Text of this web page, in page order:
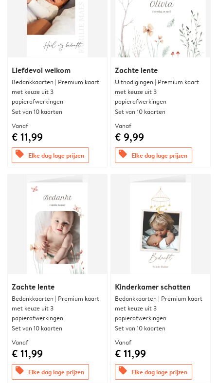
Liefdevol welkom
Bedankkaarten | Premium kaart
met keuze uit 3
papierafwerkingen
Set van 10 kaarten
Vanaf
€ 11,99
offers Elke dag lage prijzen
Zachte lente
Uitnodigingen | Premium kaart
met keuze uit 3
papierafwerkingen
Set van 10 kaarten
Vanaf
€ 9,99
offers Elke dag lage prijzen
Zachte lente
Bedankkaarten | Premium kaart
met keuze uit 3
papierafwerkingen
Set van 10 kaarten
Vanaf
€ 11,99
offers Elke dag lage prijzen
Kinderkamer schatten
Bedankkaarten | Premium kaart
met keuze uit 3
papierafwerkingen
Set van 10 kaarten
Vanaf
€ 11,99
offers Elke dag lage prijzen